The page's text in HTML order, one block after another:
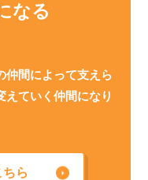
なる
仲間によって支えら
えていく仲間になり
ら